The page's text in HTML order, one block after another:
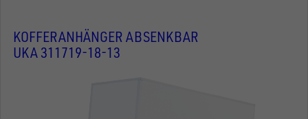
KOFFERANHÄNGER ABSENKBAR
UKA 311719-18-13